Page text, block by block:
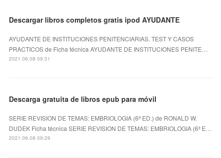
Descargar libros completos gratis ipod AYUDANTE
AYUDANTE DE INSTITUCIONES PENITENCIARIAS. TEST Y CASOS
PRACTICOS de Ficha técnica AYUDANTE DE INSTITUCIONES PENITE…
2021.06.08 09:31
Descarga gratuita de libros epub para móvil
SERIE REVISION DE TEMAS: EMBRIOLOGIA (6ª ED.) de RONALD W.
DUDEK Ficha técnica SERIE REVISION DE TEMAS: EMBRIOLOGIA (6ª E…
2021.06.08 09:29